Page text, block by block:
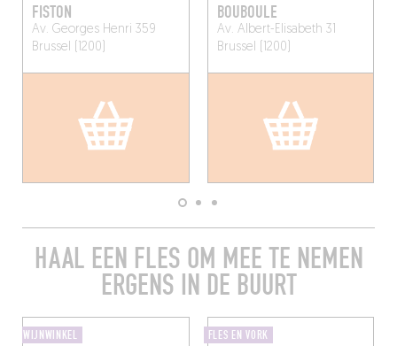
FISTON
Av. Georges Henri 359
Brussel (1200)
BOUBOULE
Av. Albert-Elisabeth 31
Brussel (1200)
HAAL EEN FLES OM MEE TE NEMEN
ERGENS IN DE BUURT
WIJNWINKEL FLES EN VORK